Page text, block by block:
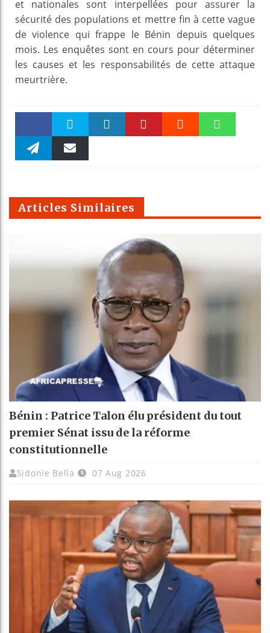
et nationales sont interpellées pour assurer la
sécurité des populations et mettre fin à cette vague
de violence qui frappe le Bénin depuis quelques
mois. Les enquêtes sont en cours pour déterminer
les causes et les responsabilités de cette attaque
meurtrière.
Faceboo Twitter
m
Articles Similaires
Bénin : Patrice Talon élu président du tout
premier Sénat issu de la réforme
constitutionnelle
Sidonie Bella 07 Aug 2026